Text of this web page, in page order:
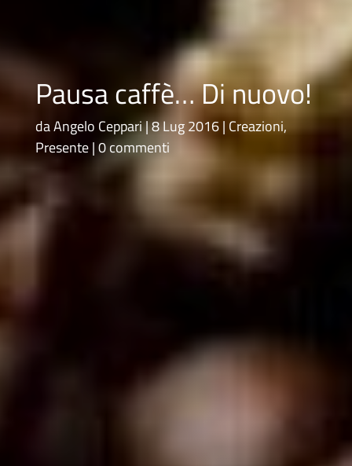
Pausa caffè… Di nuovo!
daAngelo Ceppari 8 Lug 2016 Creazioni,
Presente 0 commenti